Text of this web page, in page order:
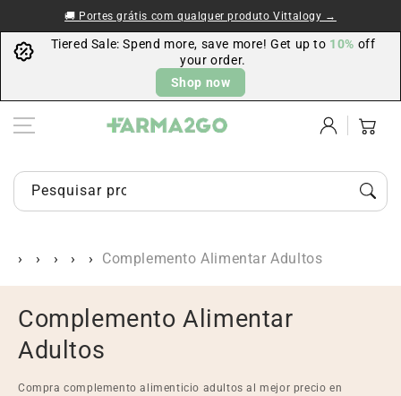
Ir al contenido🚚 Portes grátis com qualquer produto Vittalogy →
Tiered Sale: Spend more, save more! Get up to 10% off
your order.
Shop now
Iniciar
sesión
Carrito
Pesquisar produtos, marcas ou categorias…
Complemento Alimentar Adultos
C
o
l
Complemento Alimentar
Adultos
Compra complemento alimenticio adultos al mejor precio en